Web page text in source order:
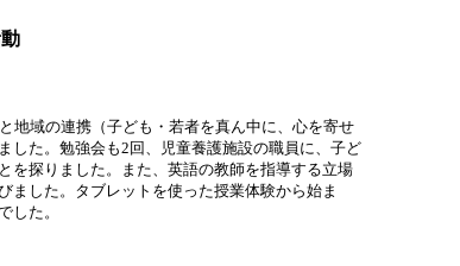
地域の連携（子ども・若者を真ん中に、心を寄せ
した。勉強会も2回、児童養護施設の職員に、子ど
を探りました。また、英語の教師を指導する立場
ました。タブレットを使った授業体験から始ま
した。